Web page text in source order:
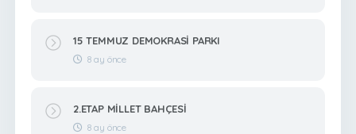
15 TEMMUZ DEMOKRASİ PARKI
8 ay önce
2.ETAP MİLLET BAHÇESİ
8 ay önce